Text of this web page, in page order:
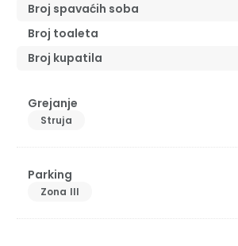
Broj spavaćih soba
Broj toaleta
Broj kupatila
Grejanje
Struja
Parking
Zona III